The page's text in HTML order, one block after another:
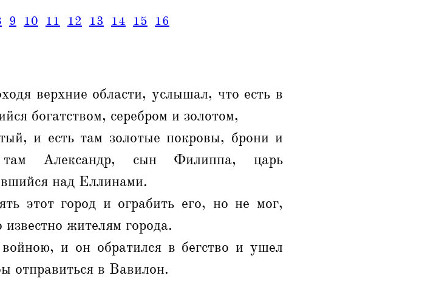
9 10 11 12 13 14 15 16
верхние области, услышал, что есть в
богатством, серебром и золотом,
и есть там золотые покровы, брони и
Александр, сын Филиппа, царь
над Еллинами.
этот город и ограбить его, но не мог,
жителям города.
и он обратился в бегство и ушел
отправиться в Вавилон.